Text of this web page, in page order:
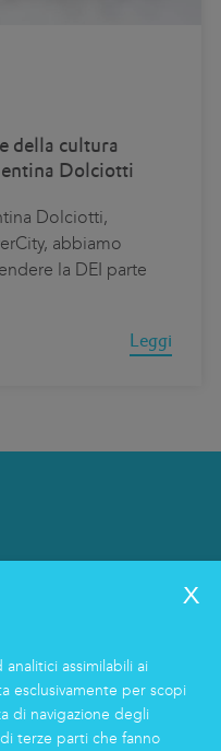
della cultura
Dolciotti
Dolciotti,
abbiamo
la DEI parte
Leggi
assimilabili ai
esclusivamente per scopi
di navigazione degli
terze parti che fanno